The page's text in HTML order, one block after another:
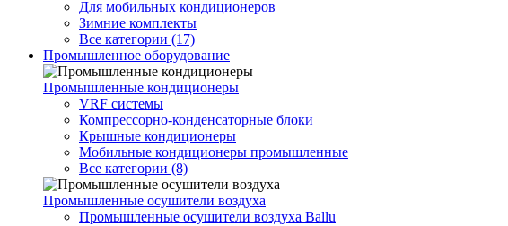
Для мобильных кондиционеров
Зимние комплекты
Все категории (17)
Промышленное оборудование
Промышленные кондиционеры
VRF системы
Компрессорно-конденсаторные блоки
Крышные кондиционеры
Мобильные кондиционеры промышленные
Все категории (8)
Промышленные осушители воздуха
Промышленные осушители воздуха Ballu